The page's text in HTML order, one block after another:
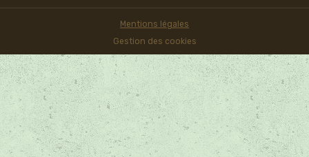
Mentions légales
Gestion des cookies